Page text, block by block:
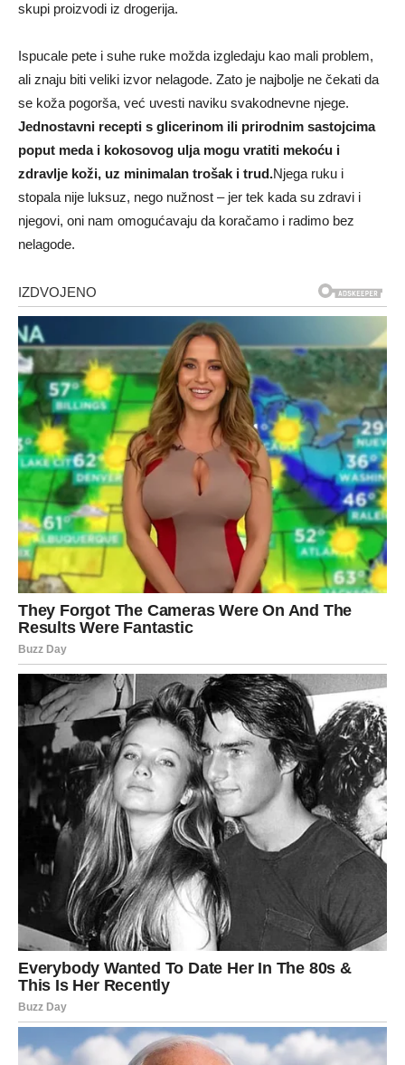
skupi proizvodi iz drogerija.
Ispucale pete i suhe ruke možda izgledaju kao mali problem,
ali znaju biti veliki izvor nelagode. Zato je najbolje ne čekati da
se koža pogorša, već uvesti naviku svakodnevne njege.
Jednostavni recepti s glicerinom ili prirodnim sastojcima
poput meda i kokosovog ulja mogu vratiti mekoću i
zdravlje koži, uz minimalan trošak i trud.Njega ruku i
stopala nije luksuz, nego nužnost – jer tek kada su zdravi i
njegovi, oni nam omogućavaju da koračamo i radimo bez
nelagode.